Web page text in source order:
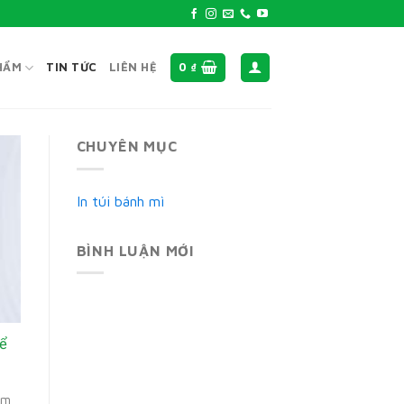
TIN TỨC LIÊN HỆ 0 ₫
CHUYÊN MỤC
In túi bánh mì
BÌNH LUẬN MỚI